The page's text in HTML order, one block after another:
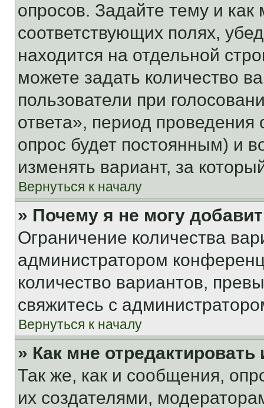
опросов. Задайте тему и
соответствующих полях,
находится на отдельной
можете задать количество
пользователи при
ответа», период проведения
опрос будет постоянным) и
изменять вариант, за
Вернуться к началу
» Почему я не могу
Ограничение количества
администратором
количество вариантов,
свяжитесь с
Вернуться к началу
» Как мне
Так же, как и сообщения,
их создателями,